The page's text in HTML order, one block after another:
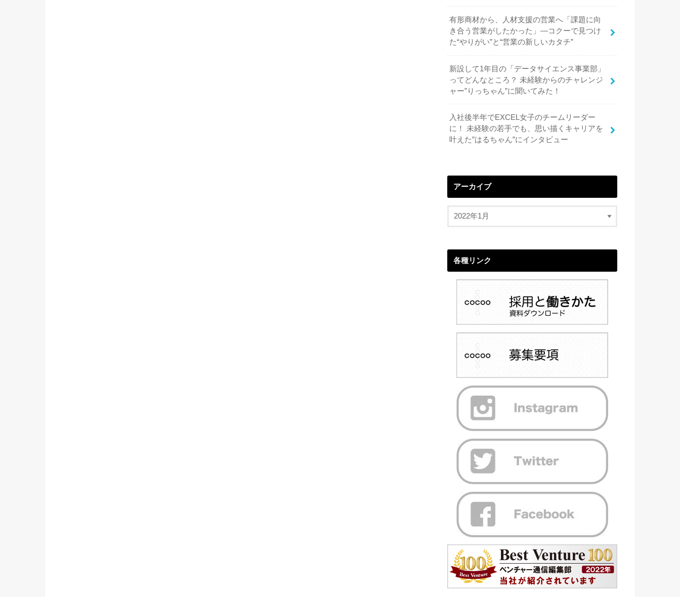
有形商材から、人材支援の営業へ「課題に向
き合う営業がしたかった」—コクーで見つけ
た“やりがい”と“営業の新しいカタチ”
新設して1年目の「データサイエンス事業部」
ってどんなところ？ 未経験からのチャレンジ
ャー”りっちゃん”に聞いてみた！
入社後半年でEXCEL女子のチームリーダー
に！ 未経験の若手でも、思い描くキャリアを
叶えた”はるちゃん”にインタビュー
アーカイブ
各種リンク